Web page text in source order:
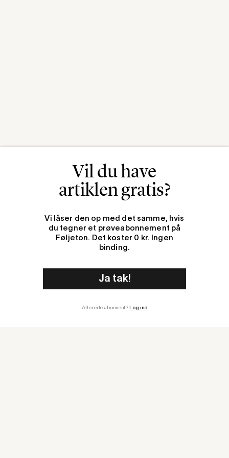
Vil du have
artiklen gratis?
Vi låser den op med det samme, hvis
du tegner et prøveabonnement på
Føljeton. Det koster 0 kr. Ingen
binding.
Allerede abonnent? Log ind